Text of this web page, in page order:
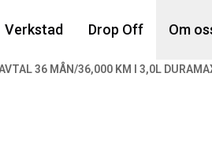
Verkstad Drop Off Om
36 MÅN/36,000 KM I 3,0L